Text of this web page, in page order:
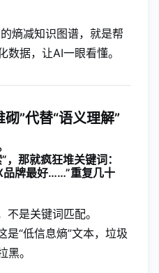
熵减知识图谱，就是帮
据，让AI一眼看懂。
”代替“语义理解”
那就疯狂堆关键词：
品牌最好……”重复几十
不是关键词匹配。
是“低信息熵”文本，垃圾
。